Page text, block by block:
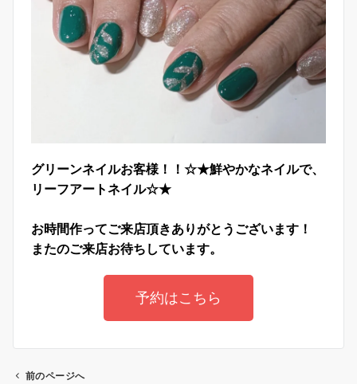
グリーンネイルお客様！！☆★鮮やかなネイルで、
リーフアートネイル☆★
お時間作ってご来店頂きありがとうございます！
またのご来店お待ちしています。
予約はこちら
前のページへ